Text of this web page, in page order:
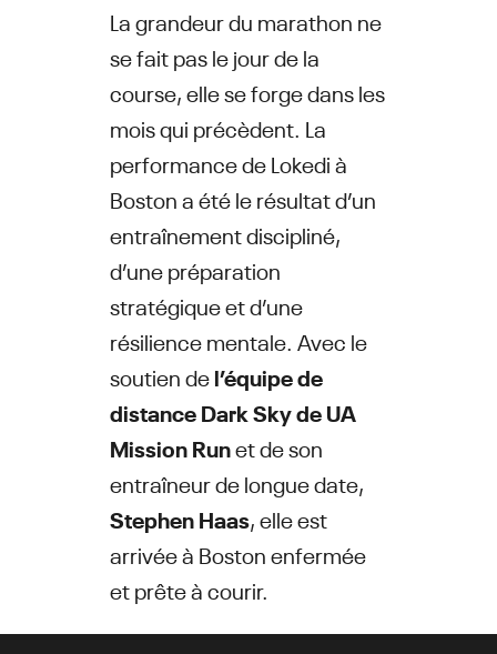
La grandeur du marathon ne
se fait pas le jour de la
course, elle se forge dans les
mois qui précèdent. La
performance de Lokedi à
Boston a été le résultat d’un
entraînement discipliné,
d’une préparation
stratégique et d’une
résilience mentale. Avec le
soutien del’équipe de
distance Dark Sky de UA
Mission Runet de son
entraîneur de longue date,
Stephen Haas, elle est
arrivée à Boston enfermée
et prête à courir.